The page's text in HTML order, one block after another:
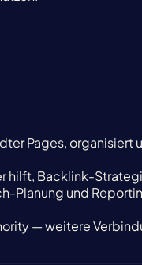
Pages,
Backlink-
Planung und
— weitere